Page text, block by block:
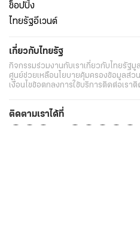
ช็อปปิ้ง
ไทยรัฐอีเวนต์
เกี่ยวกับไทยรัฐ
กิจกรรมร่วมงานกับเราเกี่ยวกับไทยรัฐมู
ศูนย์ช่วยเหลือนโยบายคุ้มครองข้อมูลส่ว
เงื่อนไขข้อตกลงการใช้บริการติดต่อเราติ
ติดตามเราได้ที่